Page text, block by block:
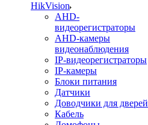
HikVision
AHD-
видеорегистраторы
AHD-камеры
видеонаблюдения
IP-видеорегистраторы
IP-камеры
Блоки питания
Датчики
Доводчики для дверей
Кабель